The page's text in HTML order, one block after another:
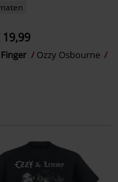
19,99
Ozzy Osbourne